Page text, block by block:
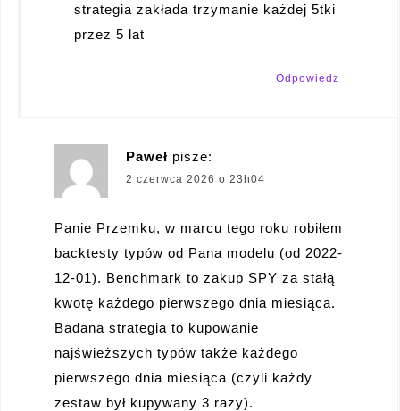
strategia zakłada trzymanie każdej 5tki
przez 5 lat
Odpowiedz
Paweł pisze:
2 czerwca 2026 o 23h04
Panie Przemku, w marcu tego roku robiłem
backtesty typów od Pana modelu (od 2022-
12-01). Benchmark to zakup SPY za stałą
kwotę każdego pierwszego dnia miesiąca.
Badana strategia to kupowanie
najświeższych typów także każdego
pierwszego dnia miesiąca (czyli każdy
zestaw był kupywany 3 razy).